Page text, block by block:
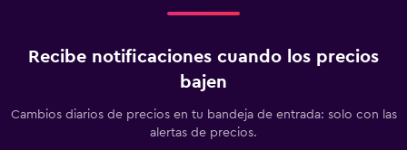
Recibe notificaciones cuando los precios
bajen
Cambios diarios de precios en tu bandeja de entrada: solo con las
alertas de precios.